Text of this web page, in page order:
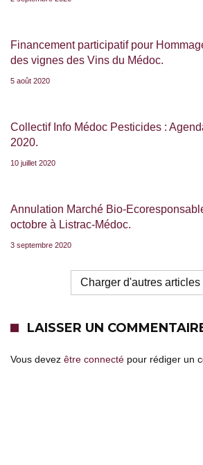
Financement participatif pour
des vignes des Vins du Médoc.
5 août 2020
Collectif Info Médoc Pesticides :
2020.
10 juillet 2020
Annulation Marché Bio-
octobre à Listrac-Médoc.
3 septembre 2020
Charger d'autres articles
LAISSER UN
Vous devez être connecté pour rédiger un